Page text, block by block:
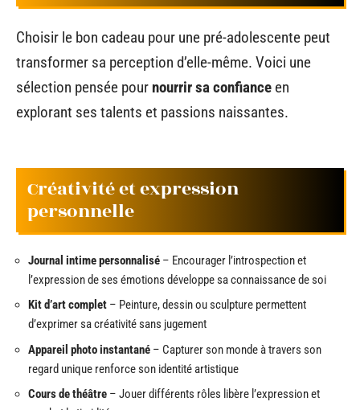
Choisir le bon cadeau pour une pré-adolescente peut
transformer sa perception d’elle-même. Voici une
sélection pensée pour nourrir sa confiance en
explorant ses talents et passions naissantes.
Créativité et expression
personnelle
Journal intime personnalisé – Encourager l’introspection et
l’expression de ses émotions développe sa connaissance de soi
Kit d’art complet – Peinture, dessin ou sculpture permettent
d’exprimer sa créativité sans jugement
Appareil photo instantané – Capturer son monde à travers son
regard unique renforce son identité artistique
Cours de théâtre – Jouer différents rôles libère l’expression et